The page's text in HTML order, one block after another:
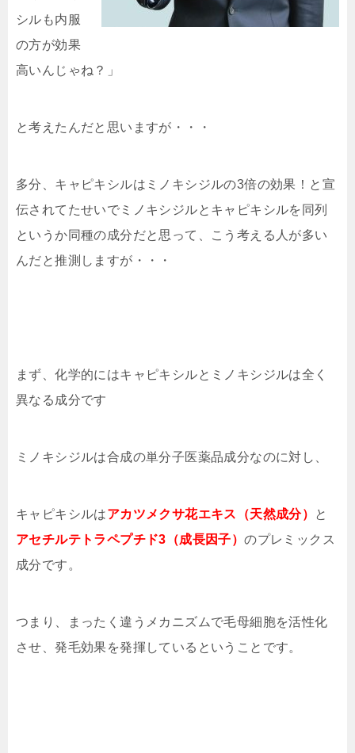
シルも内服
の方が効果
高いんじゃね？」
と考えたんだと思いますが・・・
多分、キャピキシルはミノキシジルの3倍の効果！と宣
伝されてたせいでミノキシジルとキャピキシルを同列
というか同種の成分だと思って、こう考える人が多い
んだと推測しますが・・・
まず、化学的にはキャピキシルとミノキシジルは全く
異なる成分です
ミノキシジルは合成の単分子医薬品成分なのに対し、
キャピキシルはアカツメクサ花エキス（天然成分）
と
アセチルテトラペプチド3（成長因子）のプレミックス
成分です。
つまり、まったく違うメカニズムで毛母細胞を活性化
させ、発毛効果を発揮しているということです。